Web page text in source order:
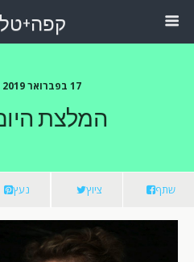
17 בפברואר 2019 •
המלצת
שתף ציוץ נעץ